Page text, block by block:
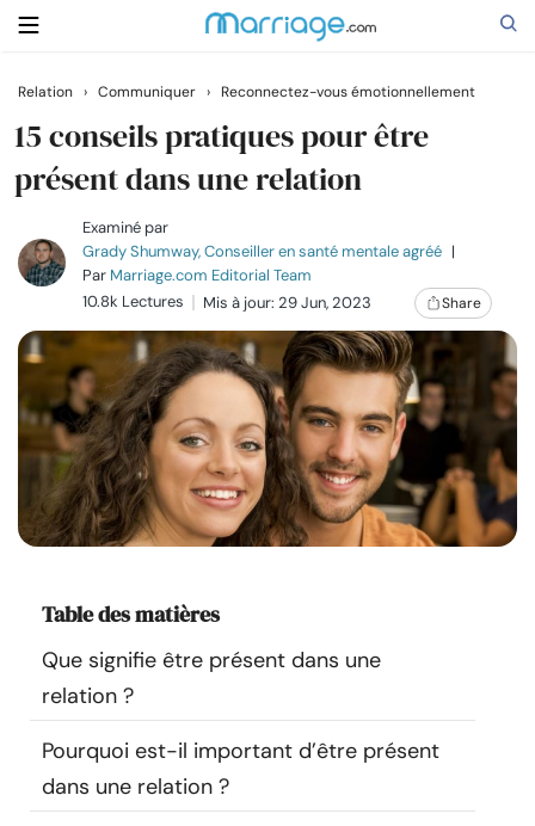
Rechercher
Se marier
Relations
Famille
Aide
Cours
Communauté
Trouver un thérapeute
Langue
Relation › Communiquer › Reconnectez-vous émotionnellement
15 conseils pratiques pour être
présent dans une relation
Examiné par
Grady Shumway, Conseiller en santé mentale agréé |
Par Marriage.com Editorial Team
10.8k Lectures
Mis à jour: 29 Jun, 2023 Share
Table des matières
Que signifie être présent dans une
relation ?
Pourquoi est-il important d’être présent
dans une relation ?